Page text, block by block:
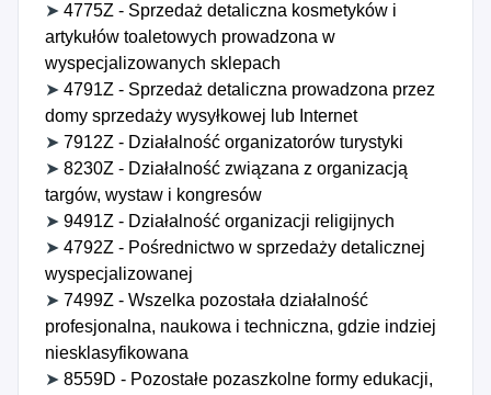
➤ 4775Z - Sprzedaż detaliczna kosmetyków i
artykułów toaletowych prowadzona w
wyspecjalizowanych sklepach
➤ 4791Z - Sprzedaż detaliczna prowadzona przez
domy sprzedaży wysyłkowej lub Internet
➤ 7912Z - Działalność organizatorów turystyki
➤ 8230Z - Działalność związana z organizacją
targów, wystaw i kongresów
➤ 9491Z - Działalność organizacji religijnych
➤ 4792Z - Pośrednictwo w sprzedaży detalicznej
wyspecjalizowanej
➤ 7499Z - Wszelka pozostała działalność
profesjonalna, naukowa i techniczna, gdzie indziej
niesklasyfikowana
➤ 8559D - Pozostałe pozaszkolne formy edukacji,